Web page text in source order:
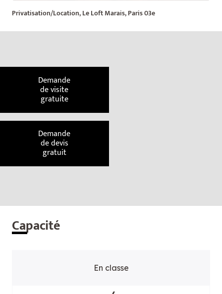
Privatisation/Location, Le Loft Marais, Paris 03e
Demande
de visite
gratuite
Demande
de devis
gratuit
Capacité
En classe